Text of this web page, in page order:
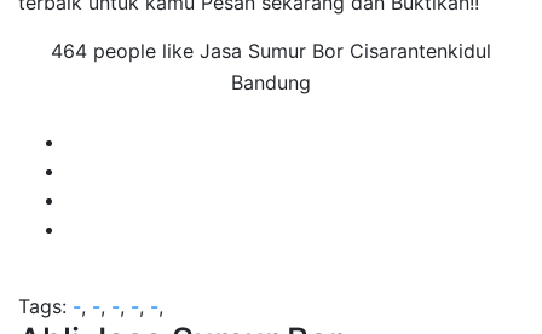
464 people like Jasa Sumur Bor Cisarantenkidul
Bandung
Tags: -, -, -, -, -,